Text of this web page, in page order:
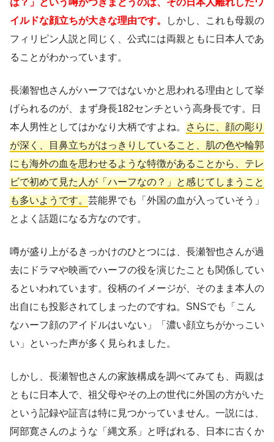
は？」という噂がつきまとうのは、その日本人離れしたワ
イルドな顔立ちが大きな理由です。
しかし、これも母親の
フィリピン人説と同じく、公式には両親ともに日本人であ
ることがわかっています。
長瀬智也さんがハーフではないかと思われる理由として挙
げられるのが、まず身長182センチという高身長です。日
本人男性としてはかなり大柄ですよね。
さらに、顔の彫り
が深く、目鼻立ちがはっきりしていること、肌の色や輪郭
にも海外の血を思わせるような特徴があることから、テレ
ビで初めて見た人が「ハーフなの？」と感じてしまうこと
も多いようです。 芸能界でも「外国の血が入っていそう」
とよく話題になる方なのです。
噂が盛り上がるきっかけのひとつには、長瀬智也さんが過
去にドラマや映画でハーフの役を演じたことも関係してい
るといわれています。役柄のイメージが、そのまま本人の
出自にも投影されてしまったのですね。SNSでも「こん
なハーフ顔のアイドルはいない」「濃い顔立ちがかっこい
い」といった声が多く見られました。
しかし、長瀬智也さんの家族構成を調べてみても、両親は
ともに日本人で、祖父母やその上の世代に外国の方がいた
という記録や証言は特に見つかっていません。一説には、
阿部寛さんのような「縄文系」と呼ばれる、日本に古くか